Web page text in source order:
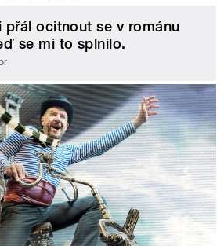
přál ocitnout se v románu
se mi to splnilo.